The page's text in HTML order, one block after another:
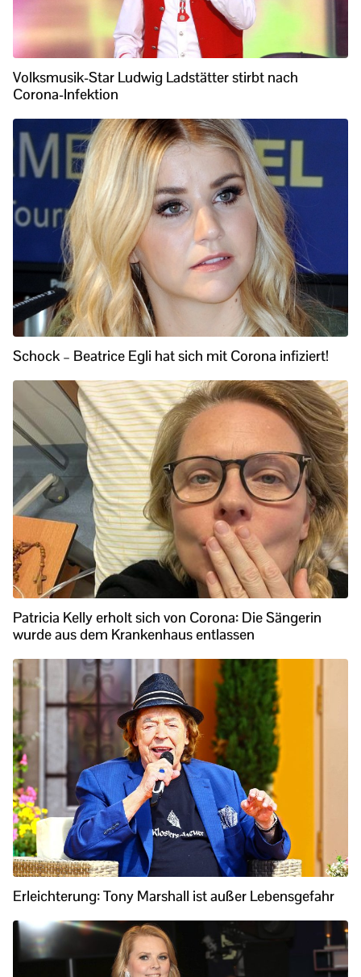
Volksmusik-Star Ludwig Ladstätter stirbt nach
Corona-Infektion
Schock – Beatrice Egli hat sich mit Corona infiziert!
Patricia Kelly erholt sich von Corona: Die Sängerin
wurde aus dem Krankenhaus entlassen
Erleichterung: Tony Marshall ist außer Lebensgefahr